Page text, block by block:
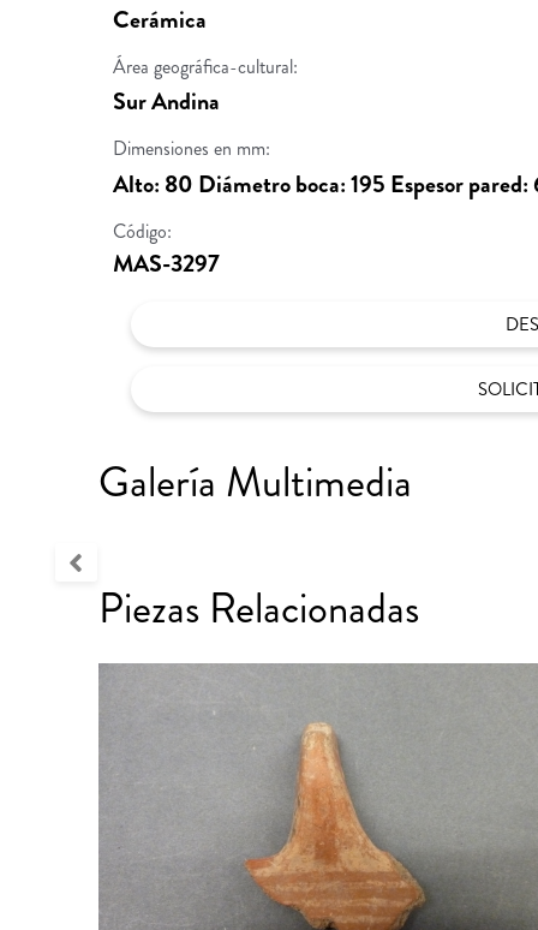
Cerámica
Área geográfica-cultural:
Sur Andina
Dimensiones en mm:
Alto: 80 Diámetro boca: 195 Espesor pared:
Código:
MAS-3297
Galería Multimedia
Piezas Relacionadas